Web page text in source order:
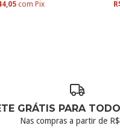
com Pix
GRÁTIS PARA
Nas compras a partir de